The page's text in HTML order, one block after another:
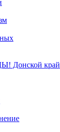
Донской край